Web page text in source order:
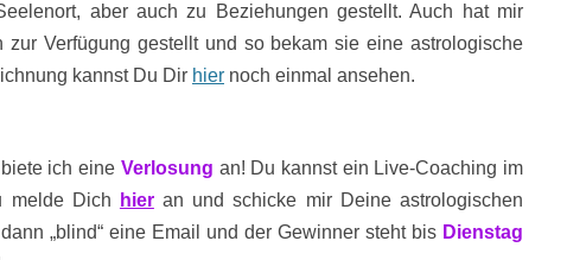
aber auch zu Beziehungen gestellt. Auch hat mir
zur Verfügung gestellt und so bekam sie eine astrologische
kannst Du Dir hier noch einmal ansehen.
ich eine Verlosung an! Du kannst ein Live-Coaching im
melde Dich
hieran und schicke mir Deine astrologischen
„blind“ eine Email und der Gewinner steht bis Dienstag